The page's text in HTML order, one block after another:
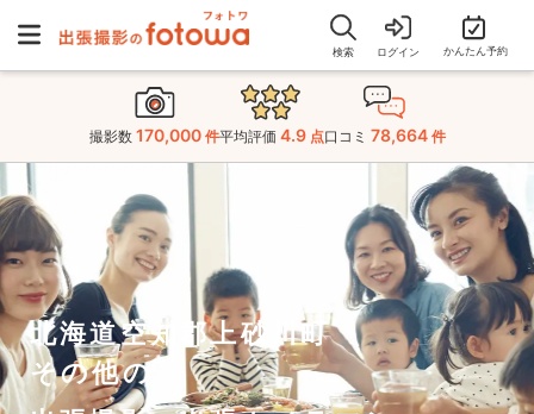
検索 ログイン かんたん予約
撮影数 170,000 件平均評価 4.9 点口コミ 78,664 件
北海道空知郡上砂川町
その他の